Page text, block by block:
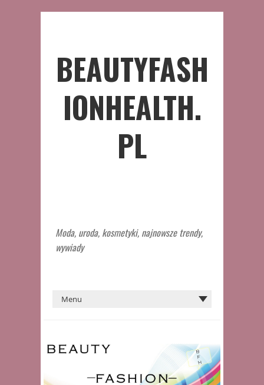
BEAUTYFASH
IONHEALTH.
PL
Moda, uroda, kosmetyki, najnowsze trendy,
wywiady